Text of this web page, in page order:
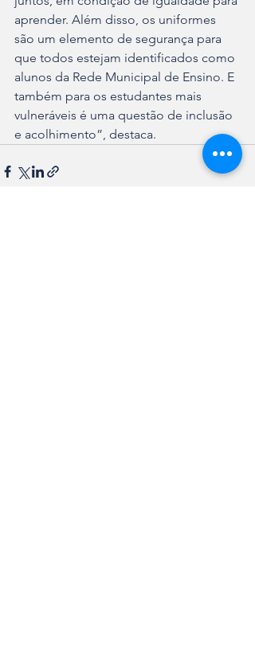
aprender. Além disso, os uniformes
são um elemento de segurança para
que todos estejam identificados como
alunos da Rede Municipal de Ensino. E
também para os estudantes mais
vulneráveis é uma questão de inclusão
e acolhimento”, destaca.